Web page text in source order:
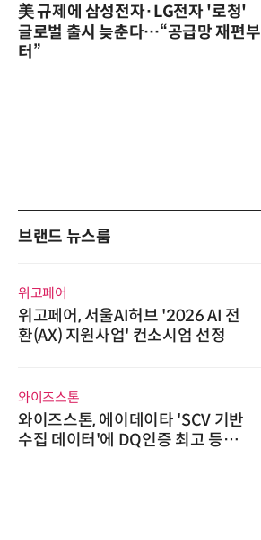
美 규제에 삼성전자·LG전자 '로청'
글로벌 출시 늦춘다…“공급망 재편부
터”
브랜드 뉴스룸
위고페어
위고페어, 서울AI허브 '2026 AI 전
환(AX) 지원사업' 컨소시엄 선정
와이즈스톤
와이즈스톤, 에이데이타 'SCV 기반
수집 데이터'에 DQ인증 최고 등급